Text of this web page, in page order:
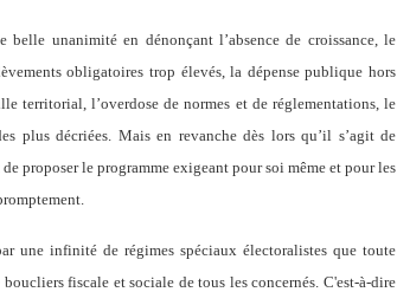
unanimité en dénonçant l’absence de croissance, le
obligatoires trop élevés, la dépense publique hors
territorial, l’overdose de normes et de réglementations, le
plus décriées. Mais en revanche dès lors qu’il s’agit de
proposer le programme exigeant pour soi même et pour les
une infinité de régimes spéciaux électoralistes que toute
fiscale et sociale de tous les concernés. C'est-à-dire